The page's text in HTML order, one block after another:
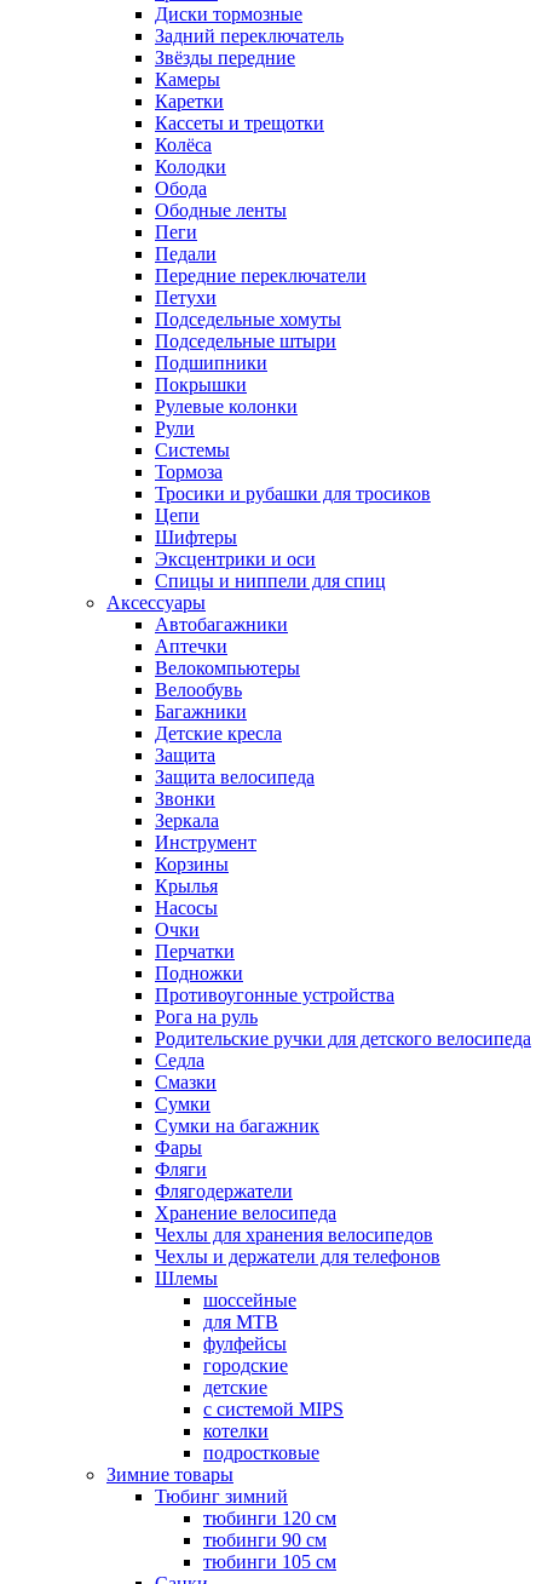
Диски тормозные
Задний переключатель
Звёзды передние
Камеры
Каретки
Кассеты и трещотки
Колёса
Колодки
Обода
Ободные ленты
Пеги
Педали
Передние переключатели
Петухи
Подседельные хомуты
Подседельные штыри
Подшипники
Покрышки
Рулевые колонки
Рули
Системы
Тормоза
Тросики и рубашки для тросиков
Цепи
Шифтеры
Эксцентрики и оси
Спицы и ниппели для спиц
Аксессуары
Автобагажники
Аптечки
Велокомпьютеры
Велообувь
Багажники
Детские кресла
Защита
Защита велосипеда
Звонки
Зеркала
Инструмент
Корзины
Крылья
Насосы
Очки
Перчатки
Подножки
Противоугонные устройства
Рога на руль
Родительские ручки для детского велосипеда
Седла
Смазки
Сумки
Сумки на багажник
Фары
Фляги
Флягодержатели
Хранение велосипеда
Чехлы для хранения велосипедов
Чехлы и держатели для телефонов
Шлемы
шоссейные
для MTB
фулфейсы
городские
детские
с системой MIPS
котелки
подростковые
Зимние товары
Тюбинг зимний
тюбинги 120 см
тюбинги 90 см
тюбинги 105 см